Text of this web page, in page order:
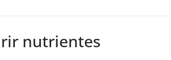
nutrientes